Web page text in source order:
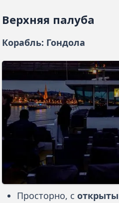
Верхняя палуба
Корабль: Гондола
Просторно, с